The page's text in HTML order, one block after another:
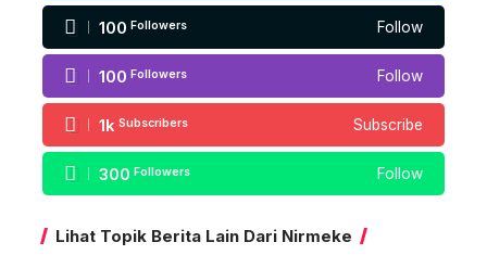
100 Followers Follow
100 Followers Follow
1k Subscribers Subscribe
300 Followers Follow
Lihat Topik Berita Lain Dari Nirmeke